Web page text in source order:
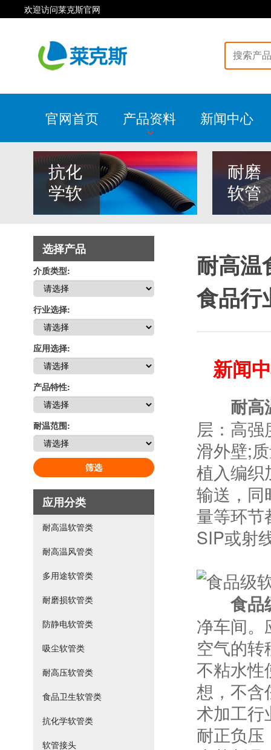
欢迎访问莱克斯官网
官网首页 产品资料 新闻中心
抗化
学软
耐磨
软管
选择产品
介质类型:
行业选择:
应用选择:
产品特性:
耐温范围:
筛选
应用分类
耐高温软管类
耐高温风管类
多用途软管类
耐磨损软管类
防静电软管类
吸尘软管类
耐高压软管类
食品卫生软管类
抗化学软管类
软管接头
耐高温
食品行
新闻
耐高
层：高
滑外壁;
植入编织
输送，同
量等环节
SIP或射
食品
净车间。
空气的
不粘水性
想，不含
术加工
耐正负压